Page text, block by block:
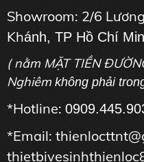
Showroom: 2/6
Khánh, TP Hồ Chí
( nằm MẶT TIỀN
Nghiêm không phải
*Hotline:
*Email: